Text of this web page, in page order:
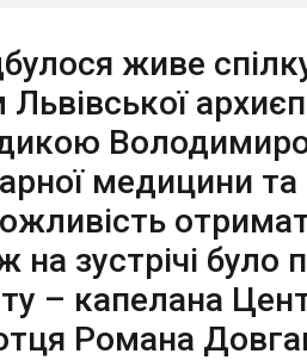
живе
медицини та
на зустрічі було
– капелана
Романа